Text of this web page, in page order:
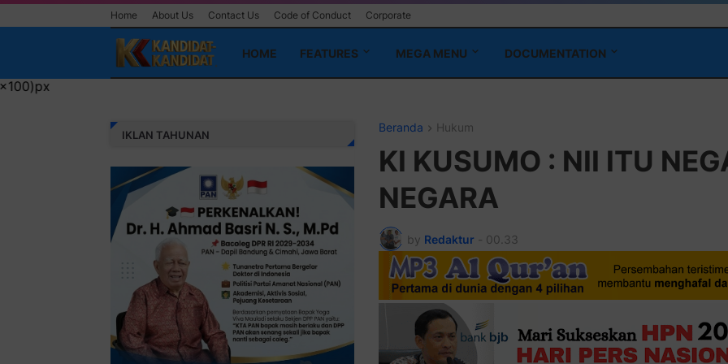
Home About Us Contact Us Code of Conduct Corporate
HOME FEATURES MEGA MENU DOCUMENTATION
Beranda Hukum
KI KUSUMO : NII ITU
NEGARA
by Redaktur - 00.33
IKLAN TAHUNAN